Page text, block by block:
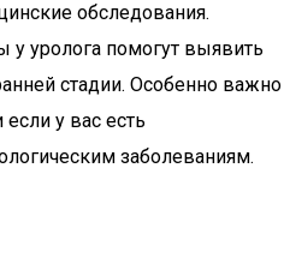
обследования.
у уролога помогут выявить
стадии. Особенно важно
у вас есть
заболеваниям.